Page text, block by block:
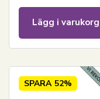
Lägg i varukorg
SPARA 52%